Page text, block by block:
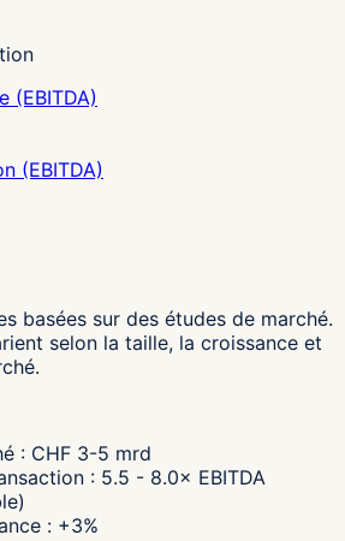
(EBITDA)
(EBITDA)
basées sur des études de marché.
selon la taille, la croissance et
: CHF 3-5 mrd
: 5.5 - 8.0× EBITDA
: +3%